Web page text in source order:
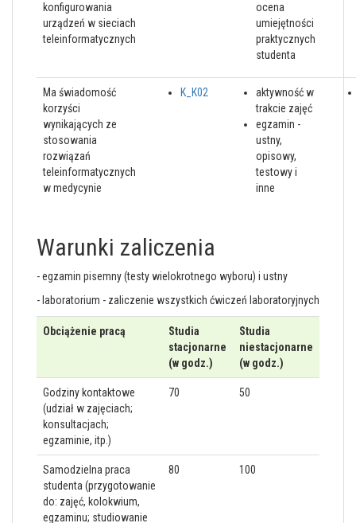
konfigurowania
urządzeń w sieciach
teleinformatycznych
ocena
umiejętności
praktycznych
studenta
Ma świadomość
korzyści
wynikających ze
stosowania
rozwiązań
teleinformatycznych
w medycynie
K_K02
aktywność w
trakcie zajęć
egzamin -
ustny,
opisowy,
testowy i
inne
Warunki zaliczenia
- egzamin pisemny (testy wielokrotnego wyboru) i ustny
- laboratorium - zaliczenie wszystkich ćwiczeń laboratoryjnych
Obciążenie pracą
Studia
stacjonarne
(w godz.)
Studia
niestacjonarne
(w godz.)
Godziny kontaktowe
(udział w zajęciach;
konsultacjach;
egzaminie, itp.)
70 50
Samodzielna praca
studenta (przygotowanie
do: zajęć, kolokwium,
egzaminu; studiowanie
80 100